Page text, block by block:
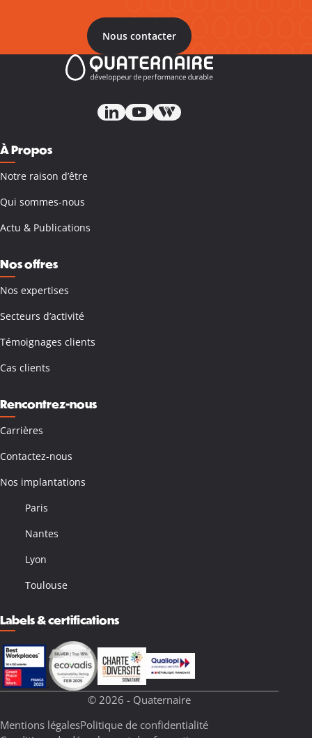
Nous contacter
À Propos
Notre raison d’être
Qui sommes-nous
Actu & Publications
Nos offres
Nos expertises
Secteurs d’activité
Témoignages clients
Cas clients
Rencontrez-nous
Carrières
Contactez-nous
Nos implantations
Paris
Nantes
Lyon
Toulouse
Labels & certifications
© 2026 - Quaternaire
Mentions légalesPolitique de confidentialité